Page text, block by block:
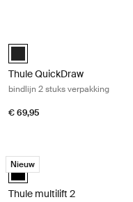
Thule QuickDraw bindlijn 2
Black (selected)
Thule QuickDraw
bindlijn 2 stuks verpakking
€ 69,95
Thule multilift 2 multilift voor
Nieuw
black (selected)
Thule multilift 2